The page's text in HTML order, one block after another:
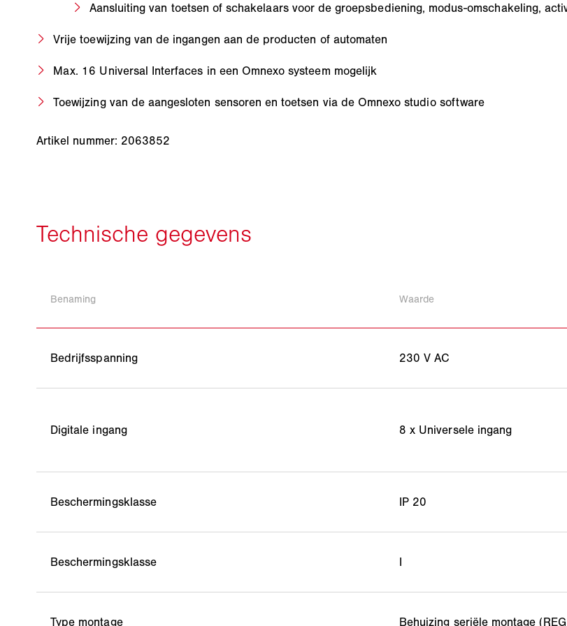
Aansluiting van toetsen of schakelaars voor de groepsbediening, modus-omschakeling,
Vrije toewijzing van de ingangen aan de producten of automaten
Max. 16 Universal Interfaces in een Omnexo systeem mogelijk
Toewijzing van de aangesloten sensoren en toetsen via de Omnexo studio software
Artikel nummer: 2063852
Benaming Waarde
Bedrijfsspanning 230 V AC
Digitale ingang 8 x Universele ingang
Beschermingsklasse IP 20
Beschermingsklasse I
Type montage Behuizing seriële montage